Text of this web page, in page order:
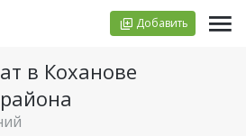
Добавить
в Коханове